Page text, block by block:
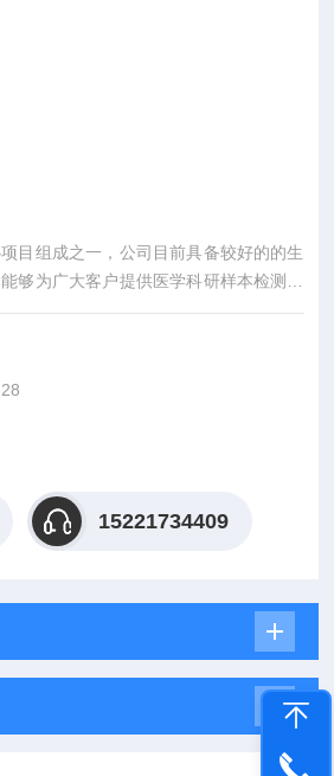
目组成之一，公司目前具备较好的的生
够为广大客户提供医学科研样本检测、
务。
15221734409